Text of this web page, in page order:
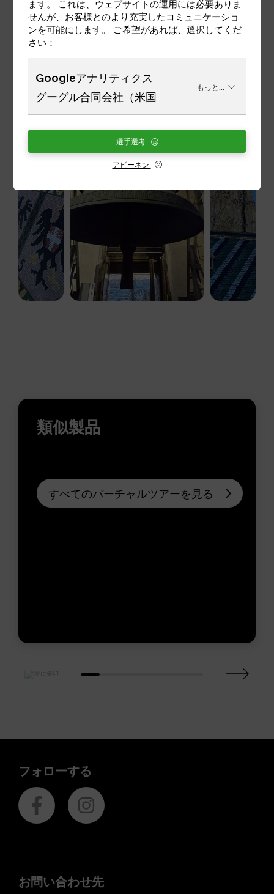
としたものです。
類似製品
すべてのバーチャルツアーを見る
フォローする
お問い合わせ先
ます。 これは、ウェブサイトの運用には必要ありま
せんが、お客様とのより充実したコミュニケーショ
ンを可能にします。 ご希望があれば、選択してくだ
さい：
Googleアナリティクス
グーグル合同会社（米国
もっと...
アビーネン
選手選考